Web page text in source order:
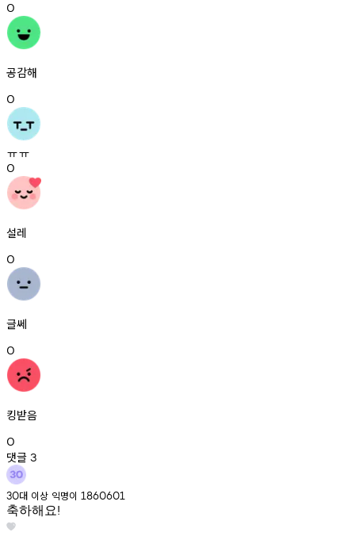
0
공감해
0
ㅠㅠ
0
설레
0
글쎄
0
킹받음
0
댓글 3
30대 이상 익명이 1860601
축하해요!